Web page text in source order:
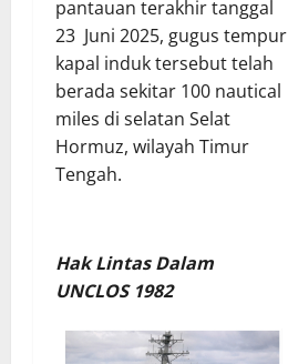
pantauan terakhir tanggal
23 Juni 2025, gugus tempur
kapal induk tersebut telah
berada sekitar 100 nautical
miles di selatan Selat
Hormuz, wilayah Timur
Tengah.
Hak Lintas Dalam
UNCLOS 1982